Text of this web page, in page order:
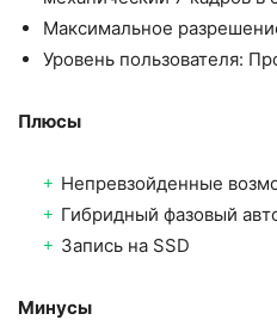
Максимальное
Уровень пользователя:
Плюсы
Непревзойденные
Гибридный фазовый
Запись на SSD
Минусы